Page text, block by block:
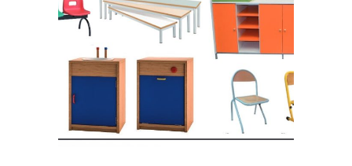
Equipement crèche et
maternelle
MOBILIER SCOLAIRE